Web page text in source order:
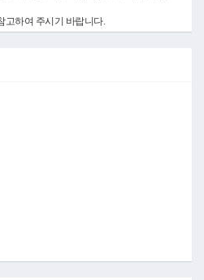
고하여 주시기 바랍니다.
하셨습니다.
의의 승인을 받도록 되어 있습니다.